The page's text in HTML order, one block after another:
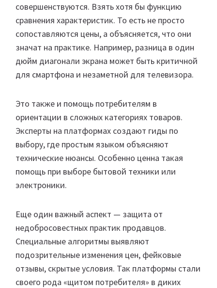
совершенствуются. Взять хотя бы функцию
сравнения характеристик. То есть не просто
сопоставляются цены, а объясняется, что они
значат на практике. Например, разница в один
дюйм диагонали экрана может быть критичной
для смартфона и незаметной для телевизора.
Это также и помощь потребителям в
ориентации в сложных категориях товаров.
Эксперты на платформах создают гиды по
выбору, где простым языком объясняют
технические нюансы. Особенно ценна такая
помощь при выборе бытовой техники или
электроники.
Еще один важный аспект — защита от
недобросовестных практик продавцов.
Специальные алгоритмы выявляют
подозрительные изменения цен, фейковые
отзывы, скрытые условия. Так платформы стали
своего рода «щитом потребителя» в диких